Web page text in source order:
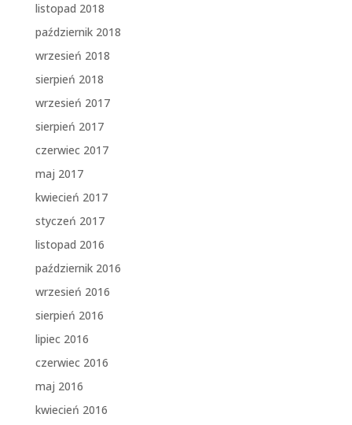
listopad 2018
październik 2018
wrzesień 2018
sierpień 2018
wrzesień 2017
sierpień 2017
czerwiec 2017
maj 2017
kwiecień 2017
styczeń 2017
listopad 2016
październik 2016
wrzesień 2016
sierpień 2016
lipiec 2016
czerwiec 2016
maj 2016
kwiecień 2016